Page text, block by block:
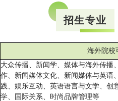
招生专业
海外院校
大众传播、新闻学、媒体与海外传播
作、新闻媒体文化、新闻媒体与英语
践、娱乐互动、英语语言与文学、创
学、国际关系、时尚品牌管理等